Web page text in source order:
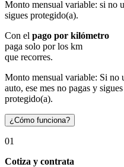
Monto mensual variable: si no
sigues protegido(a).
Con el pago por kilómetro
paga solo por los km
que recorres.
Monto mensual variable: Si no
auto, ese mes no pagas y sigues
protegido(a).
¿Cómo funciona?
01
Cotiza y contrata